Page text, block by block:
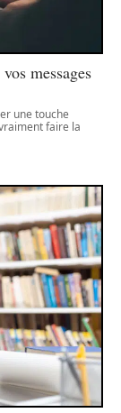
messages
une touche
faire la